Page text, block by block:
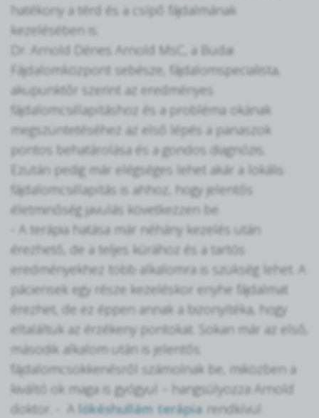
hatékony a térd és a csípő fájdalmának
kezelésében is.
Dr. Arnold Dénes Arnold MsC, a Budai
Fájdalomközpont sebésze, fájdalomspecialista,
akupunktőr szerint az eredményes
fájdalomcsillapításhoz és a probléma okának
megszüntetéséhez az első lépés a panaszok
pontos behatárolása és a gondos diagnózis.
Ezután pedig már elégséges lehet akár a lokális
fájdalomcsillapítás is ahhoz, hogy jelentős
életminőség javulás következzen be.
- A terápia hatása már néhány kezelés után
érezhető, de a teljes kúrához és a tartós
eredményekhez több alkalomra is szükség lehet. A
páciensek egy része kezeléskor enyhe fájdalmat
érezhet, de ez éppen annak a bizonyítéka, hogy
eltaláltuk az érzékeny pontokat. Sokan már az első,
második alkalom után is jelentős
fájdalomcsökkenésről számolnak be, miközben a
kiváltó ok maga is gyógyul – hangsúlyozza Arnold
doktor. - A lökéshullám terápia rendkívül